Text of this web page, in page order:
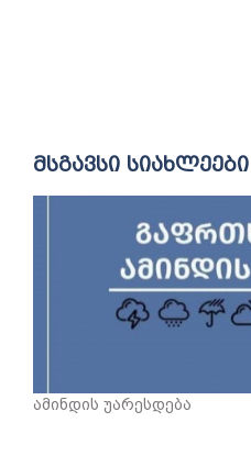
მსგავსი სიახლეები
ამინდის უარესდება